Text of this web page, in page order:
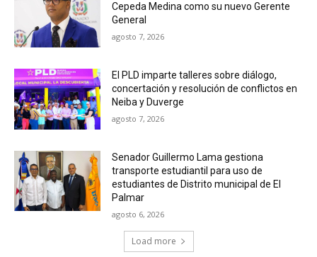
Cepeda Medina como su nuevo Gerente
General
agosto 7, 2026
El PLD imparte talleres sobre diálogo,
concertación y resolución de conflictos en
Neiba y Duverge
agosto 7, 2026
Senador Guillermo Lama gestiona
transporte estudiantil para uso de
estudiantes de Distrito municipal de El
Palmar
agosto 6, 2026
Load more